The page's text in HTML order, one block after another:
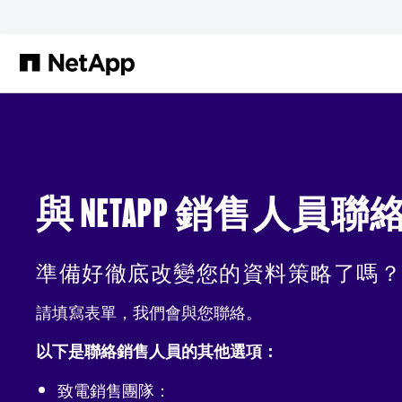
與 NETAPP 銷售人員聯
準備好徹底改變您的資料策略了嗎？
請填寫表單，我們會與您聯絡。
以下是聯絡銷售人員的其他選項：
致電銷售團隊：